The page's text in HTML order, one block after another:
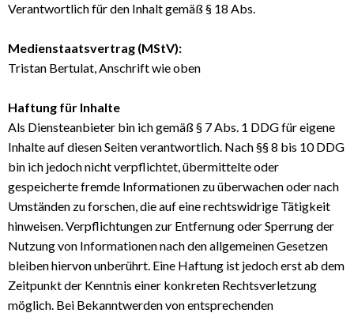
Verantwortlich für den Inhalt gemäß § 18 Abs.
Medienstaatsvertrag (MStV):
Tristan Bertulat, Anschrift wie oben
Haftung für Inhalte
Als Diensteanbieter bin ich gemäß § 7 Abs. 1 DDG für eigene
Inhalte auf diesen Seiten verantwortlich. Nach §§ 8 bis 10 DDG
bin ich jedoch nicht verpflichtet, übermittelte oder
gespeicherte fremde Informationen zu überwachen oder nach
Umständen zu forschen, die auf eine rechtswidrige Tätigkeit
hinweisen. Verpflichtungen zur Entfernung oder Sperrung der
Nutzung von Informationen nach den allgemeinen Gesetzen
bleiben hiervon unberührt. Eine Haftung ist jedoch erst ab dem
Zeitpunkt der Kenntnis einer konkreten Rechtsverletzung
möglich. Bei Bekanntwerden von entsprechenden